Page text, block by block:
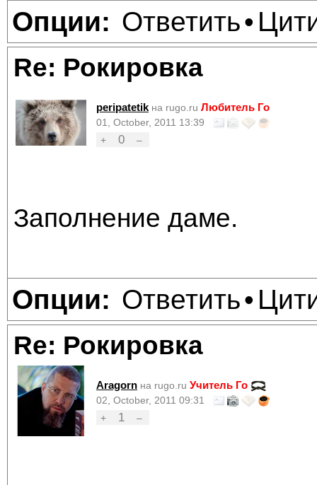
Опции: Ответить•
Re: Рокировка
peripatetik на rugo.ru Любитель Го
01, October, 2011 13:39
+
0 –
Заполнение даме.
Опции: Ответить•
Re: Рокировка
Aragorn на rugo.ru Учитель Го
02, October, 2011 09:31
+
1 –